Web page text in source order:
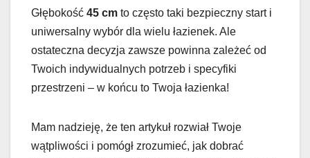
Głębokość 45 cm to często taki bezpieczny start i
uniwersalny wybór dla wielu łazienek. Ale
ostateczna decyzja zawsze powinna zależeć od
Twoich indywidualnych potrzeb i specyfiki
przestrzeni – w końcu to Twoja łazienka!
Mam nadzieję, że ten artykuł rozwiał Twoje
wątpliwości i pomógł zrozumieć, jak dobrać